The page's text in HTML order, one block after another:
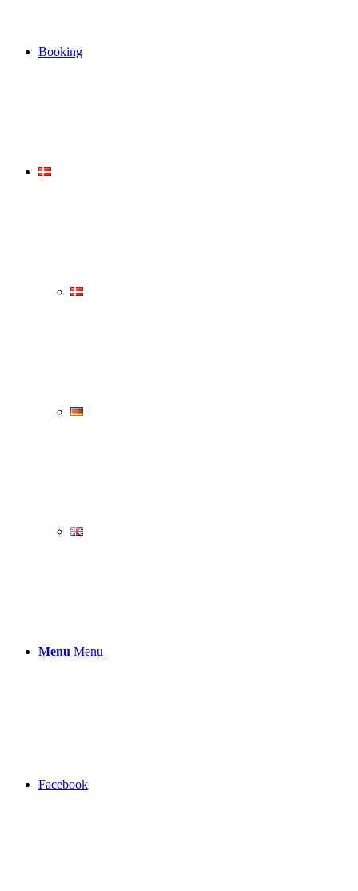
Booking
Menu Menu
Facebook